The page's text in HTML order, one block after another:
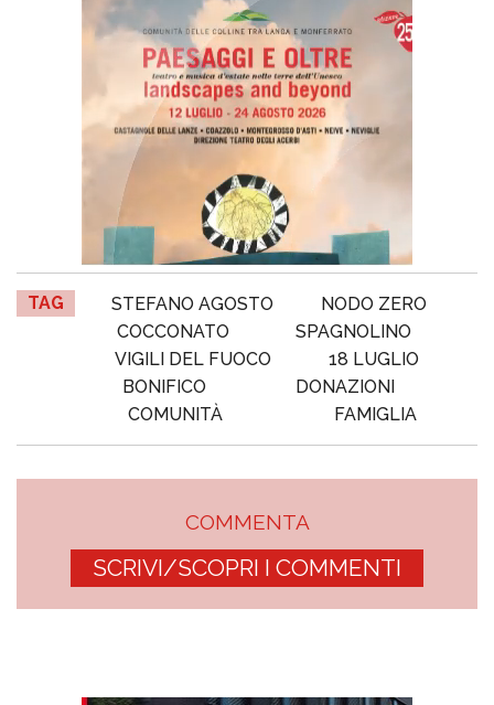
TAG STEFANO AGOSTO
NODO ZERO
COCCONATO
SPAGNOLINO
VIGILI DEL FUOCO
18 LUGLIO
BONIFICO
DONAZIONI
COMUNITÀ
FAMIGLIA
COMMENTA
SCRIVI/SCOPRI I COMMENTI